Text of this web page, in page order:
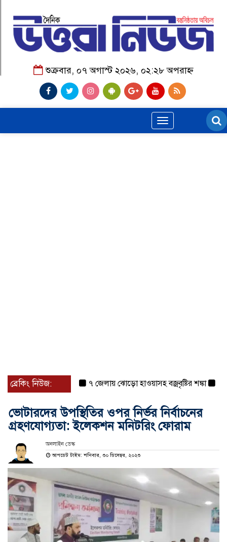
শুক্রবার, ০৭ অগাস্ট ২০২৬, ০২:২৮ অপরাহ্ন
Toggle
navigation
ব্রেকিং নিউজ: ৭ জেলায় ঝোড়ো হাওয়াসহ বজ্রবৃষ্টির শঙ্কা বগুড়া
ভোটারদের উপস্থিতির ওপর নির্ভর নির্বাচনের
গ্রহণযোগ্যতা: ইলেকশন মনিটরিং ফোরাম
অনলাইন ডেস্ক
আপডেট টাইম: শনিবার, ৩০ ডিসেম্বর, ২০২৩